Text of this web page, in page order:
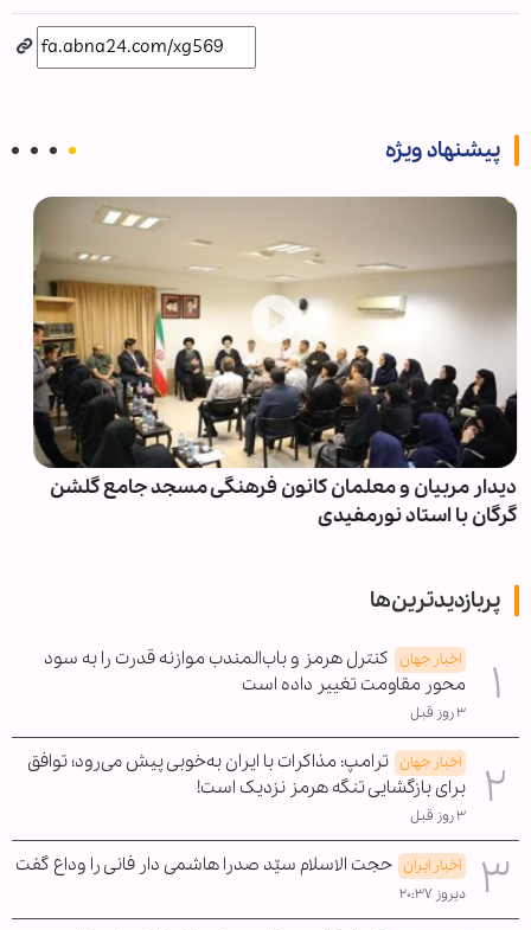
پیشنهاد ویژه
انفجار سرگلوله راکت باقی‌مانده از جنگ در غزنی
افغانستان؛ سه کودک کشته و سه تن دیگر زخمی شدند
پربازدیدترین‌ها
اخبار جهان کنترل هرمز و باب‌المندب موازنه قدرت را به سود
محور مقاومت تغییر داده است
۳ روز قبل
اخبار جهان ترامپ: مذاکرات با ایران به‌خوبی پیش می‌رود؛ توافق
برای بازگشایی تنگه هرمز نزدیک است!
۳ روز قبل
اخبار ایران حجت الاسلام سیّد صدرا هاشمی دار فانی را وداع گفت
دیروز ۲۰:۳۷